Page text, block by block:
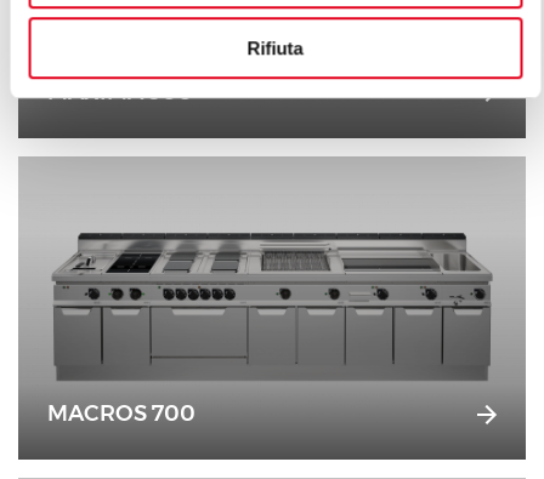
Rifiuta
MAXIMA 900
MACROS 700